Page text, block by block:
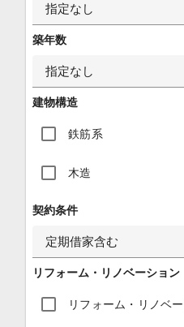
指定なし
築年数
指定なし
建物構造
鉄筋系
木造
契約条件
定期借家含む
リフォーム・リノベーション
リフォーム・リノベ